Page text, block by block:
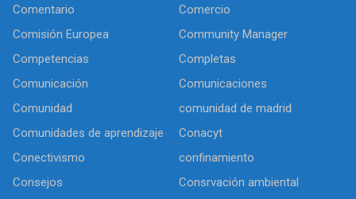
Comentario
Comercio
Comisión Europea
Community Manager
Competencias
Completas
Comunicación
Comunicaciones
Comunidad
comunidad de madrid
Comunidades de aprendizaje
Conacyt
Conectivismo
confinamiento
Consejos
Consrvación ambiental